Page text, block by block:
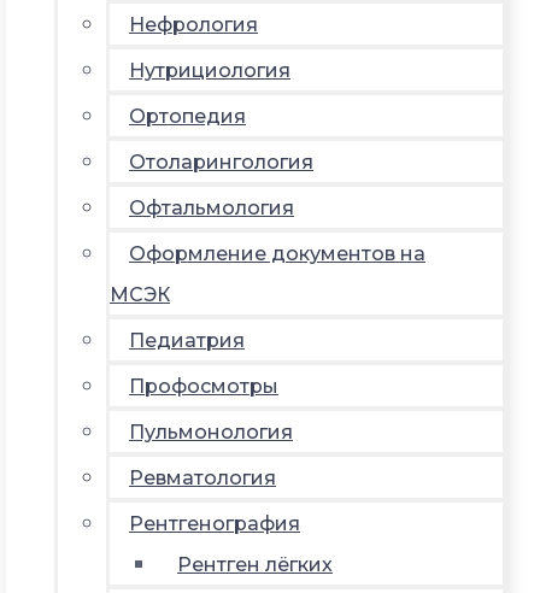
Нефрология
Нутрициология
Ортопедия
Отоларингология
Офтальмология
Оформление документов на
МСЭК
Педиатрия
Профосмотры
Пульмонология
Ревматология
Рентгенография
Рентген лёгких